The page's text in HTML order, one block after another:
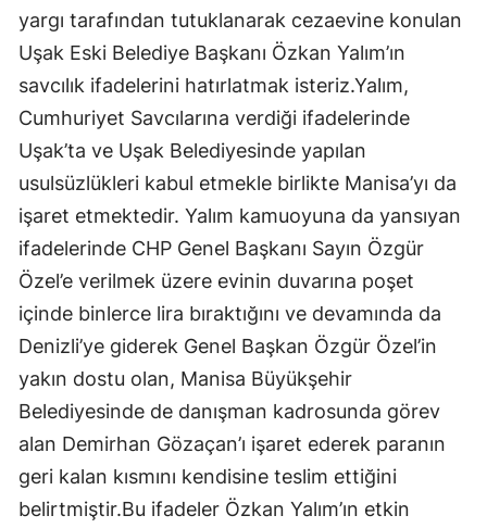
yargı tarafından tutuklanarak cezaevine konulan
Uşak Eski Belediye Başkanı Özkan Yalım’ın
savcılık ifadelerini hatırlatmak isteriz.Yalım,
Cumhuriyet Savcılarına verdiği ifadelerinde
Uşak’ta ve Uşak Belediyesinde yapılan
usulsüzlükleri kabul etmekle birlikte Manisa’yı da
işaret etmektedir. Yalım kamuoyuna da yansıyan
ifadelerinde CHP Genel Başkanı Sayın Özgür
Özel’e verilmek üzere evinin duvarına poşet
içinde binlerce lira bıraktığını ve devamında da
Denizli’ye giderek Genel Başkan Özgür Özel’in
yakın dostu olan, Manisa Büyükşehir
Belediyesinde de danışman kadrosunda görev
alan Demirhan Gözaçan’ı işaret ederek paranın
geri kalan kısmını kendisine teslim ettiğini
belirtmiştir.Bu ifadeler Özkan Yalım’ın etkin